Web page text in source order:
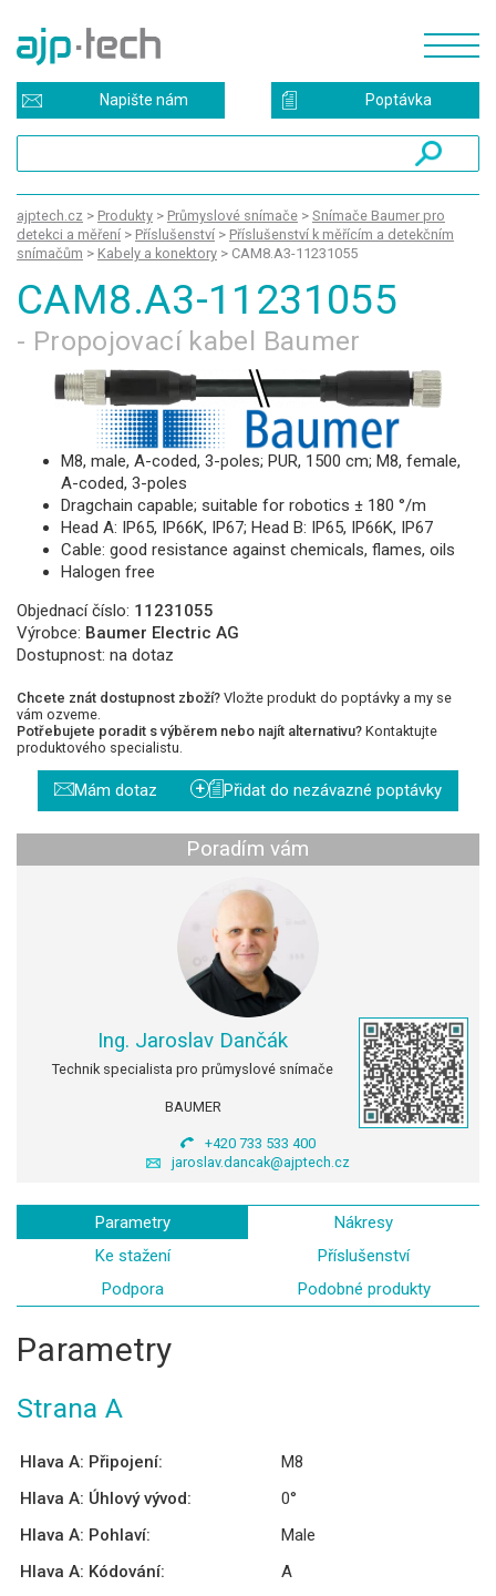
Poptávka
Napište nám
ajptech.cz > Produkty > Průmyslové snímače > Snímače Baumer pro
detekci a měření > Příslušenství > Příslušenství k měřícím a detekčním
snímačům > Kabely a konektory > CAM8.A3-11231055
CAM8.A3-11231055
- Propojovací kabel Baumer
M8, male, A-coded, 3-poles; PUR, 1500 cm; M8, female,
A-coded, 3-poles
Dragchain capable; suitable for robotics ± 180 °/m
Head A: IP65, IP66K, IP67; Head B: IP65, IP66K, IP67
Cable: good resistance against chemicals, flames, oils
Halogen free
Objednací číslo: 11231055
Výrobce: Baumer Electric AG
Dostupnost: na dotaz
Chcete znát dostupnost zboží? Vložte produkt do poptávky a my se
vám ozveme.
Potřebujete poradit s výběrem nebo najít alternativu? Kontaktujte
produktového specialistu.
Mám dotaz + Přidat do nezávazné poptávky
Poradím vám
Ing. Jaroslav Dančák
Technik specialista pro průmyslové snímače
BAUMER
+420 733 533 400
jaroslav.dancak@ajptech.cz
Parametry
Nákresy
Ke stažení
Příslušenství
Podpora
Podobné produkty
Parametry
Strana A
Hlava A: Připojení:
M8
Hlava A: Úhlový vývod:
0°
Hlava A: Pohlaví:
Male
Hlava A: Kódování:
A